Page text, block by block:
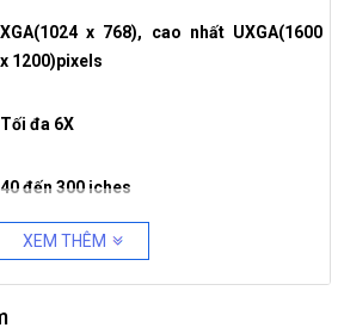
XGA(1024 x 768), cao nhất UXGA(1600
x 1200)pixels
Tối đa 6X
40 đến 300 iches
+/- 30 độ
Mono 8w x 1
XEM THÊM